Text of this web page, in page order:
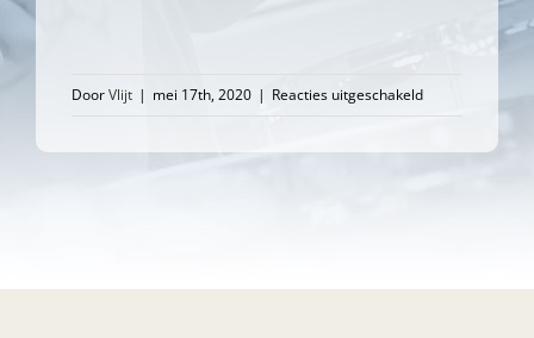
DoorVlijt | mei 17th, 2020 | Reacties uitgeschakeldvoor
Tuinconcert
De
AFGELAST